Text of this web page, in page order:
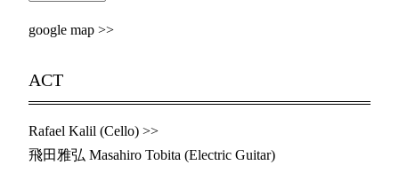
google map >>
ACT
Rafael Kalil (Cello) >>
飛田雅弘 Masahiro Tobita (Electric Guitar)